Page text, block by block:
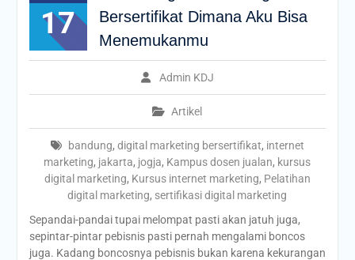
17
Bersertifikat Dimana Aku Bisa
Menemukanmu
Admin KDJ
Artikel
bandung, digital marketing bersertifikat, internet
marketing, jakarta, jogja, Kampus dosen jualan, kursus
digital marketing, Kursus internet marketing, Pelatihan
digital marketing, sertifikasi digital marketing
Sepandai-pandai tupai melompat pasti akan jatuh juga,
sepintar-pintar pebisnis pasti pernah mengalami boncos
juga. Kadang boncosnya pebisnis bukan karena kekurangan